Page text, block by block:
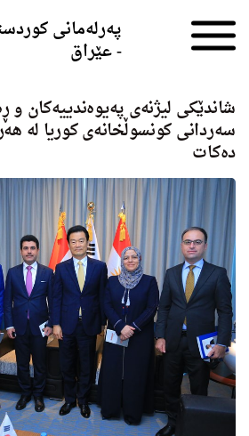
پەرلەمانی
- عێراق
شاندێکی لیژنەی پەیوەندییەکان و
سەردانی كونسوڵخانەی کوریا لە
دەکات